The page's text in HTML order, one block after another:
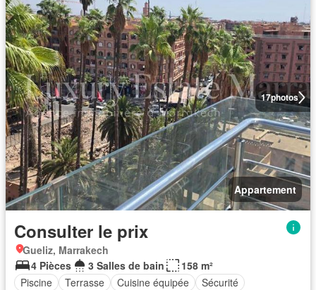
17photos
Appartement
Consulter le prix
Gueliz, Marrakech
4 Pièces
3 Salles de bain
158 m²
Piscine
Terrasse Cuisine équipée Sécurité